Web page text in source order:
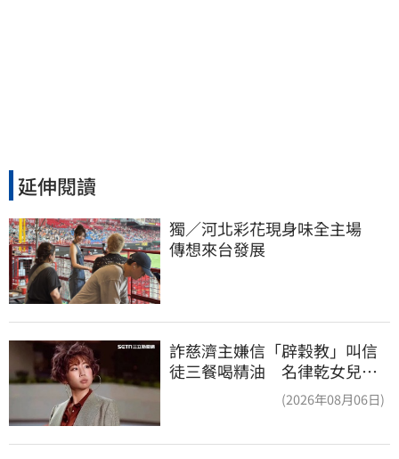
延伸閱讀
獨／河北彩花現身味全主場
傳想來台發展
詐慈濟主嫌信「辟穀教」叫信
徒三餐喝精油 名律乾女兒卻
(2026年08月06日)